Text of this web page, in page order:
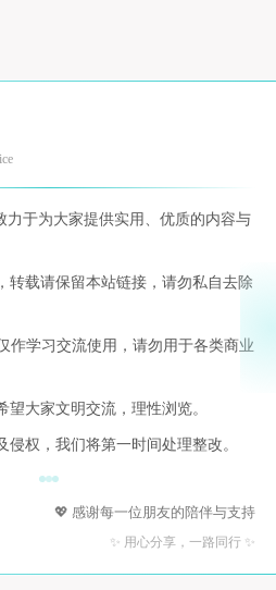
力于为大家提供实用、优质的内容与
转载请保留本站链接，请勿私自去除
作学习交流使用，请勿用于各类商业
望大家文明交流，理性浏览。
侵权，我们将第一时间处理整改。
💖 感谢每一位朋友的陪伴与支持
✨ 用心分享，一路同行 ✨